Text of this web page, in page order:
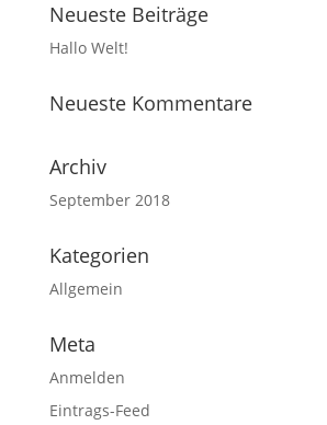
Neueste Beiträge
Hallo Welt!
Neueste Kommentare
Archiv
September 2018
Kategorien
Allgemein
Meta
Anmelden
Eintrags-Feed